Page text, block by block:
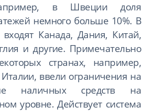
в Швеции доля
немного больше 10%. В
Канада, Дания, Китай,
и другие. Примечательно
странах, например,
ввели ограничения на
наличных средств на
уровне. Действует система